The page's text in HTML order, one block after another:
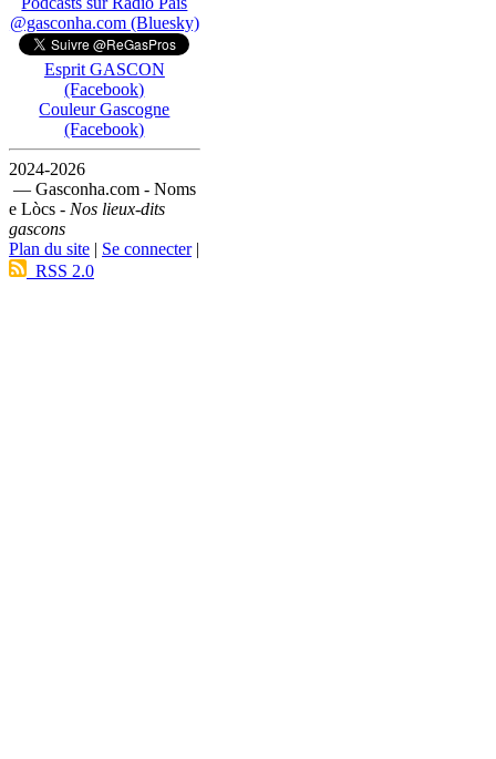
@gasconha.com (Bluesky)
Esprit GASCON
(Facebook)
Couleur Gascogne
(Facebook)
2024-2026
— Gasconha.com - Noms
e Lòcs - Nos lieux-dits
gascons
Plan du site | Se connecter|
RSS 2.0